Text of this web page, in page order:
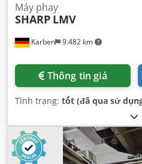
Karben 9.482 km
Máy phay
SHARP LMV
Thông tin giá
Tình trạng: tốt (đã qua sử